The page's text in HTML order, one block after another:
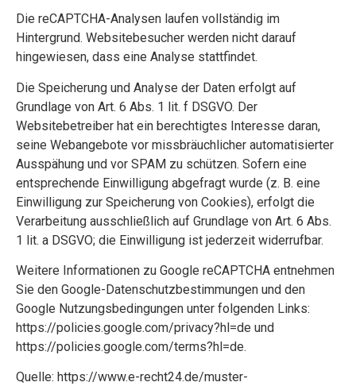
Die reCAPTCHA-Analysen laufen vollständig im
Hintergrund. Websitebesucher werden nicht darauf
hingewiesen, dass eine Analyse stattfindet.
Die Speicherung und Analyse der Daten erfolgt auf
Grundlage von Art. 6 Abs. 1 lit. f DSGVO. Der
Websitebetreiber hat ein berechtigtes Interesse daran,
seine Webangebote vor missbräuchlicher automatisierter
Ausspähung und vor SPAM zu schützen. Sofern eine
entsprechende Einwilligung abgefragt wurde (z. B. eine
Einwilligung zur Speicherung von Cookies), erfolgt die
Verarbeitung ausschließlich auf Grundlage von Art. 6 Abs.
1 lit. a DSGVO; die Einwilligung ist jederzeit widerrufbar.
Weitere Informationen zu Google reCAPTCHA entnehmen
Sie den Google-Datenschutzbestimmungen und den
Google Nutzungsbedingungen unter folgenden Links:
https://policies.google.com/privacy?hl=de und
https://policies.google.com/terms?hl=de.
Quelle: https://www.e-recht24.de/muster-